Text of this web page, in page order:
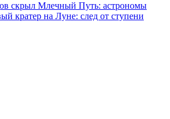
скрыл Млечный Путь: астрономы
кратер на Луне: след от ступени